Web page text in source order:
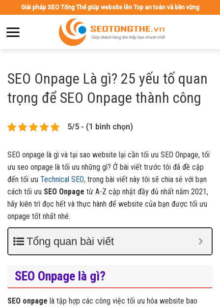
content
Giải pháp SEO Tổng Thể giúp website lên Top an toàn và bền vững
SEO Onpage Là gì? 25 yếu tố quan
trọng để SEO Onpage thành công
5/5 - (1 bình chọn)
SEO onpage là gì và tại sao website lại cần tối ưu SEO Onpage, tối
ưu seo onpage là tối ưu những gì? Ở bài viết trước tôi đã đề cập
đến tối ưu Technical SEO, trong bài viết này tôi sẽ chia sẻ với bạn
cách tối ưu SEO Onpage từ A-Z cập nhật đầy đủ nhất năm 2021,
hãy kiên trì đọc hết và thực hành để website của bạn được tối ưu
onpage tốt nhất nhé.
Tổng quan bài viết
SEO Onpage là gì?
SEO onpage là tập hợp các công việc tối ưu hóa website bao